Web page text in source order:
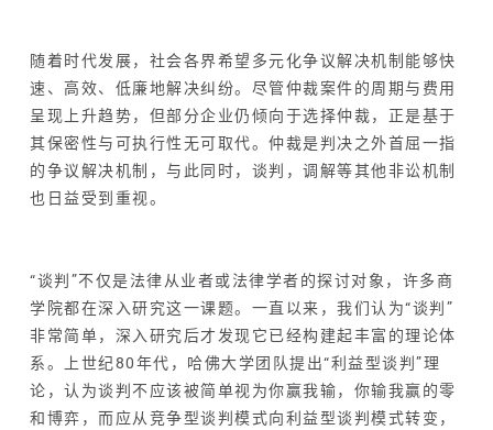
随着时代发展，社会各界希望多元化争议解决机制能够快
速、高效、低廉地解决纠纷。尽管仲裁案件的周期与费用
呈现上升趋势，但部分企业仍倾向于选择仲裁，正是基于
其保密性与可执行性无可取代。仲裁是判决之外首屈一指
的争议解决机制，与此同时，谈判，调解等其他非讼机制
也日益受到重视。
“谈判”不仅是法律从业者或法律学者的探讨对象，许多商
学院都在深入研究这一课题。一直以来，我们认为“谈判”
非常简单，深入研究后才发现它已经构建起丰富的理论体
系。上世纪80年代，哈佛大学团队提出“利益型谈判”理
论，认为谈判不应该被简单视为你赢我输，你输我赢的零
和博弈 ，而应从竞争型谈判模式向利益型谈判模式转变，